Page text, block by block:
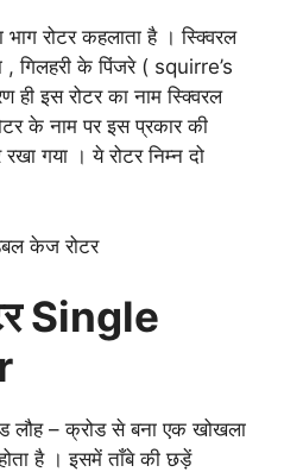
भाग रोटर कहलाता है । स्क्विरल
गिलहरी के पिंजरे ( squirre’s
इस रोटर का नाम स्क्विरल
के नाम पर इस प्रकार की
गया । ये रोटर निम्न दो
केज रोटर
Single
लौह – क्रोड से बना एक खोखला
है । इसमें ताँबे की छड़ें